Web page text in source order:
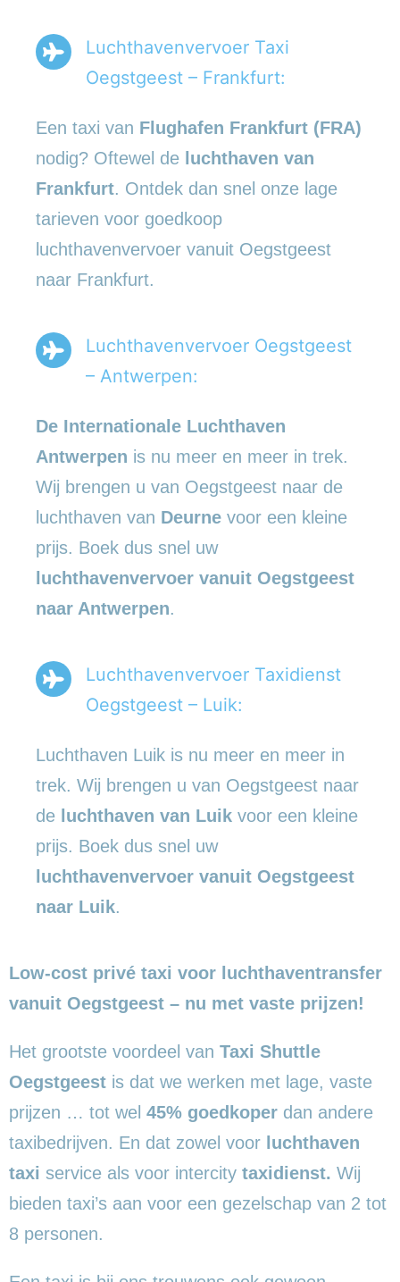
Luchthavenvervoer Taxi
Oegstgeest – Frankfurt:
Een taxi van Flughafen Frankfurt (FRA)
nodig? Oftewel de luchthaven van
Frankfurt. Ontdek dan snel onze lage
tarieven voor goedkoop
luchthavenvervoer vanuit Oegstgeest
naar Frankfurt.
Luchthavenvervoer Oegstgeest
– Antwerpen:
De Internationale Luchthaven
Antwerpen is nu meer en meer in trek.
Wij brengen u van Oegstgeest naar de
luchthaven van Deurne voor een kleine
prijs. Boek dus snel uw
luchthavenvervoer vanuit Oegstgeest
naar Antwerpen.
Luchthavenvervoer Taxidienst
Oegstgeest – Luik:
Luchthaven Luik is nu meer en meer in
trek. Wij brengen u van Oegstgeest naar
de luchthaven van Luik voor een kleine
prijs. Boek dus snel uw
luchthavenvervoer vanuit Oegstgeest
naar Luik.
Low-cost privé taxi voor luchthaventransfer
vanuit Oegstgeest – nu met vaste prijzen!
Het grootste voordeel van Taxi Shuttle
Oegstgeest is dat we werken met lage, vaste
prijzen … tot wel 45% goedkoper dan andere
taxibedrijven. En dat zowel voor luchthaven
taxi service als voor intercity taxidienst. Wij
bieden taxi’s aan voor een gezelschap van 2 tot
8 personen.